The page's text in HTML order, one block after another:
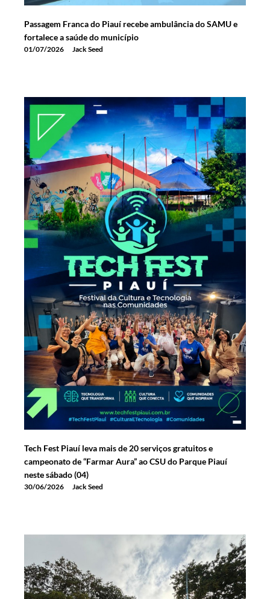
Passagem Franca do Piauí recebe ambulância do SAMU e
fortalece a saúde do município
01/07/2026 Jack Seed
Tech Fest Piauí leva mais de 20 serviços gratuitos e
campeonato de “Farmar Aura” ao CSU do Parque Piauí
neste sábado (04)
30/06/2026 Jack Seed